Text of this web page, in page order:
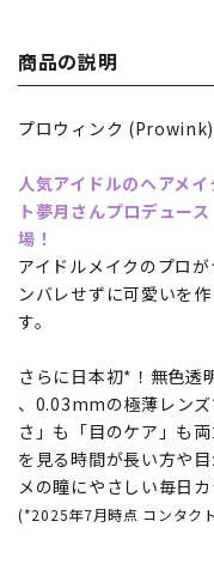
商品の説明
プロウィンク
人気アイドルのヘアメ
ト夢月さんプロデュー
場！
アイドルメイクのプロ
ンバレせずに可愛いを
す。
さらに日本初*！無色透
、0.03mmの極薄レン
さ」も「目のケア」も
を見る時間が長い方や
メの瞳にやさしい毎日カ
(*2025年7月時点 コンタク